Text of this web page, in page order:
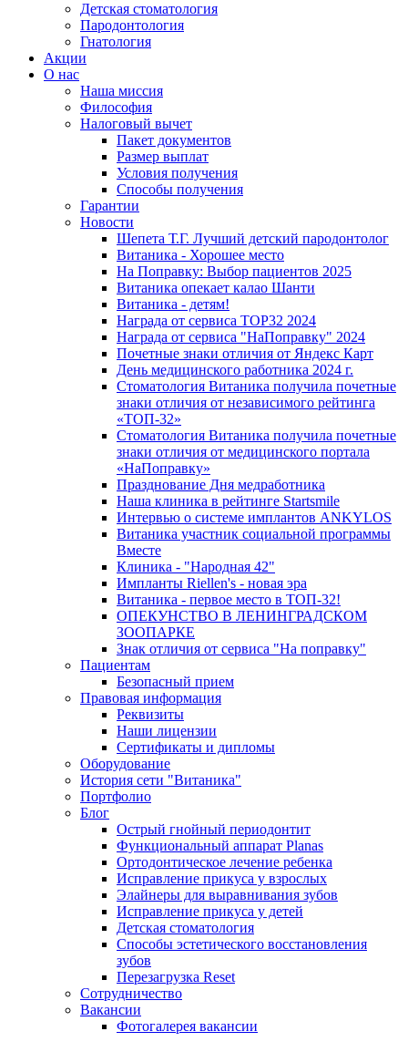
Детская стоматология
Пародонтология
Гнатология
Акции
О нас
Наша миссия
Философия
Налоговый вычет
Пакет документов
Размер выплат
Условия получения
Способы получения
Гарантии
Новости
Шепета Т.Г. Лучший детский пародонтолог
Витаника - Хорошее место
На Поправку: Выбор пациентов 2025
Витаника опекает калао Шанти
Витаника - детям!
Награда от сервиса TOP32 2024
Награда от сервиса "НаПоправку" 2024
Почетные знаки отличия от Яндекс Карт
День медицинского работника 2024 г.
Стоматология Витаника получила почетные
знаки отличия от независимого рейтинга
«ТОП-32»
Стоматология Витаника получила почетные
знаки отличия от медицинского портала
«НаПоправку»
Празднование Дня медработника
Наша клиника в рейтинге Startsmile
Интервью о системе имплантов ANKYLOS
Витаника участник социальной программы
Вместе
Клиника - "Народная 42"
Импланты Riellen's - новая эра
Витаника - первое место в ТОП-32!
ОПЕКУНСТВО В ЛЕНИНГРАДСКОМ
ЗООПАРКЕ
Знак отличия от сервиса "На поправку"
Пациентам
Безопасный прием
Правовая информация
Реквизиты
Наши лицензии
Сертификаты и дипломы
Оборудование
История сети "Витаника"
Портфолио
Блог
Острый гнойный периодонтит
Функциональный аппарат Planas
Ортодонтическое лечение ребенка
Исправление прикуса у взрослых
Элайнеры для выравнивания зубов
Исправление прикуса у детей
Детская стоматология
Способы эстетического восстановления
зубов
Перезагрузка Reset
Сотрудничество
Вакансии
Фотогалерея вакансии